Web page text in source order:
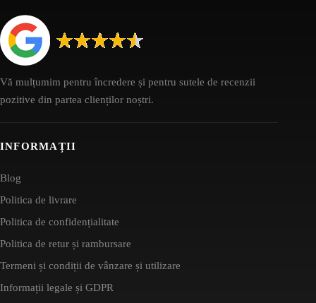
Vă mulțumim pentru încredere și pentru sutele de recenzii
pozitive din partea clienților noștri.
INFORMAȚII
Blog
Politica de livrare
Politica de confidențialitate
Politica de retur și rambursare
Termeni și condiții de vânzare și utilizare
Informații legale și GDPR